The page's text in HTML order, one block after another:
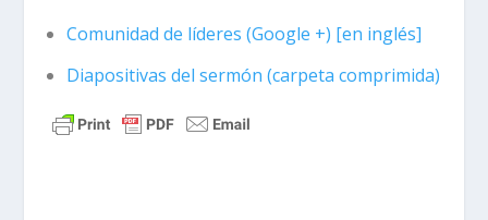
Comunidad de líderes (Google +) [en inglés]
Diapositivas del sermón (carpeta comprimida)